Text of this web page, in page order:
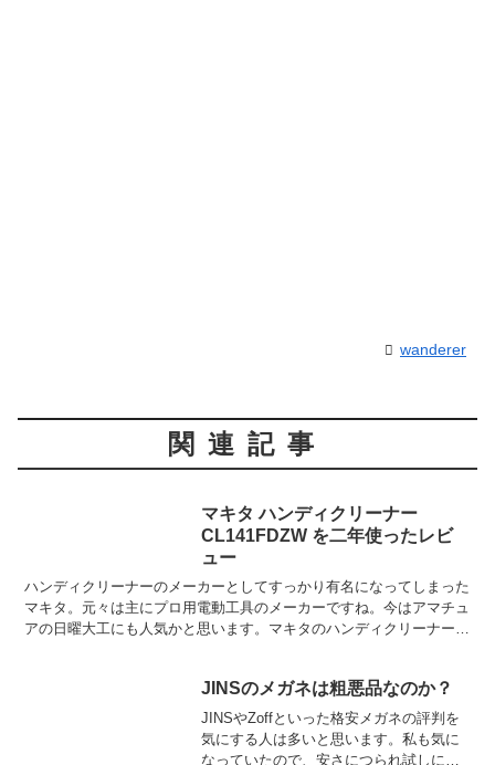
wanderer
関連記事
マキタ ハンディクリーナー
CL141FDZW を二年使ったレビ
ュー
ハンディクリーナーのメーカーとしてすっかり有名になってしまった
マキタ。元々は主にプロ用電動工具のメーカーですね。今はアマチュ
アの日曜大工にも人気かと思います。マキタのハンディクリーナーは
JINSのメガネは粗悪品なのか？
JINSやZoffといった格安メガネの評判を
気にする人は多いと思います。私も気に
なっていたので、安さにつられ試しに作